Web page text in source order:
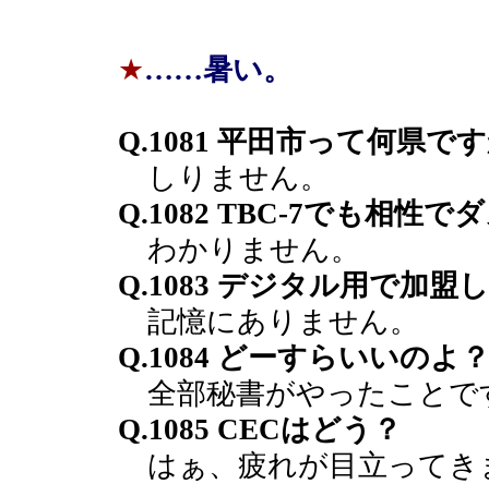
★……暑い。
Q.1081 平田市って何県で
しりません。
Q.1082 TBC-7でも相性で
わかりません。
Q.1083 デジタル用で加盟
記憶にありません。
Q.1084 どーすらいいのよ？
全部秘書がやったことで
Q.1085 CECはどう？
はぁ、疲れが目立ってき